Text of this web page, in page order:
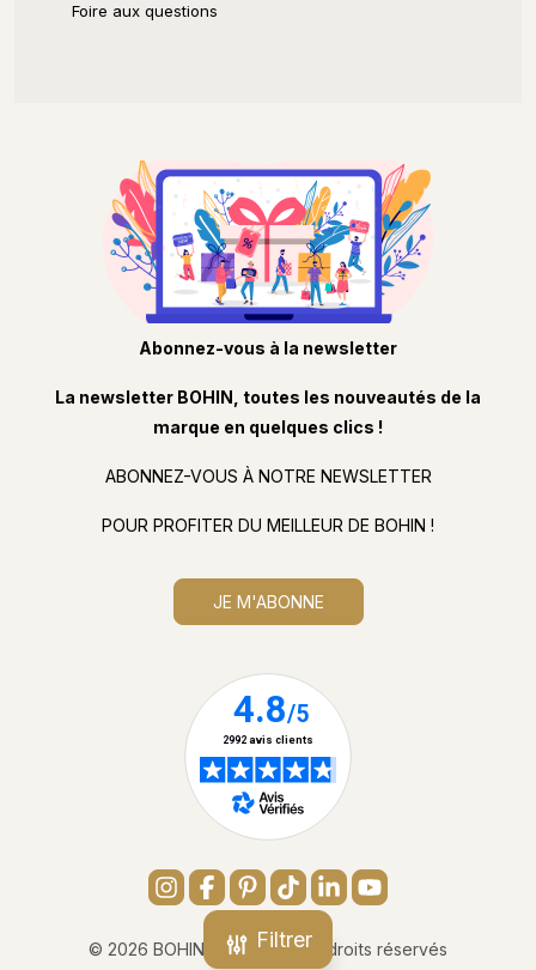
Filtrer
Foire aux questions
Abonnez-vous à la newsletter
La newsletter BOHIN, toutes les nouveautés de la
marque en quelques clics !
ABONNEZ-VOUS À NOTRE NEWSLETTER
POUR PROFITER DU MEILLEUR DE BOHIN !
JE M'ABONNE
© 2026 BOHIN France - Tous droits réservés